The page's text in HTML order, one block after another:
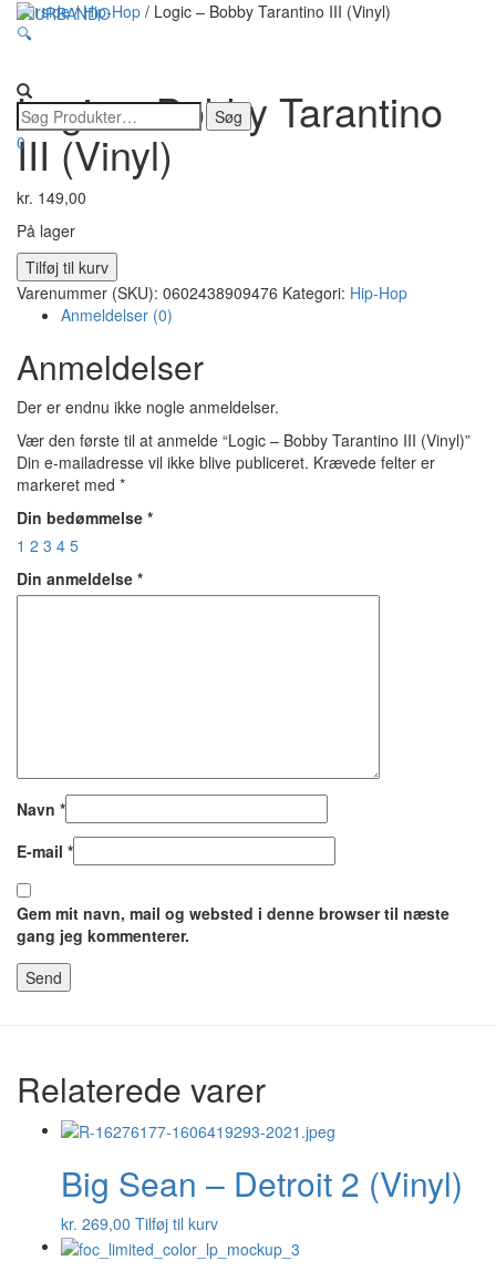
0
Forside/Hip-Hop / Logic – Bobby Tarantino III (Vinyl)
🔍
Logic – Bobby Tarantino
III (Vinyl)
kr. 149,00
På lager
Logic
-
Bobby
III
(Vinyl)
antal
Tilføj til kurv
Varenummer (SKU): 0602438909476 Kategori: Hip-Hop
Anmeldelser (0)
Anmeldelser
Der er endnu ikke nogle anmeldelser.
Vær den første til at anmelde “Logic – Bobby Tarantino III (Vinyl)”
Din e-mailadresse vil ikke blive publiceret. Krævede felter er
markeret med *
Din bedømmelse *
1 2 3 4 5
Din anmeldelse *
Navn *
E-mail *
Gem mit navn, mail og websted i denne browser til næste
gang jeg kommenterer.
Relaterede varer
Big Sean – Detroit 2 (Vinyl)
kr. 269,00 Tilføj til kurv